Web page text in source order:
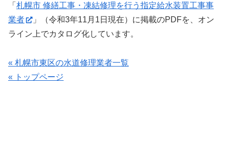
「 札幌市 修繕工事・凍結修理を行う指定給水装置工事事
業者
」（令和3年11月1日現在）に掲載のPDFを、オン
ライン上でカタログ化しています。
« 札幌市東区の水道修理業者一覧
« トップページ